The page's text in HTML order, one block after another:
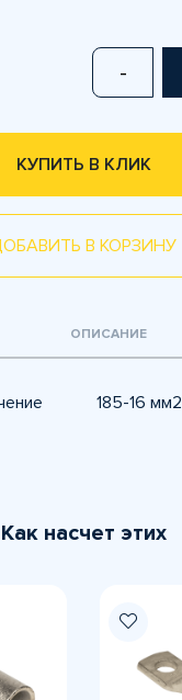
-
КУПИТЬ В КЛИК
В КОРЗИНУ
ОПИСАНИЕ
185-16 мм2
Как насчет этих